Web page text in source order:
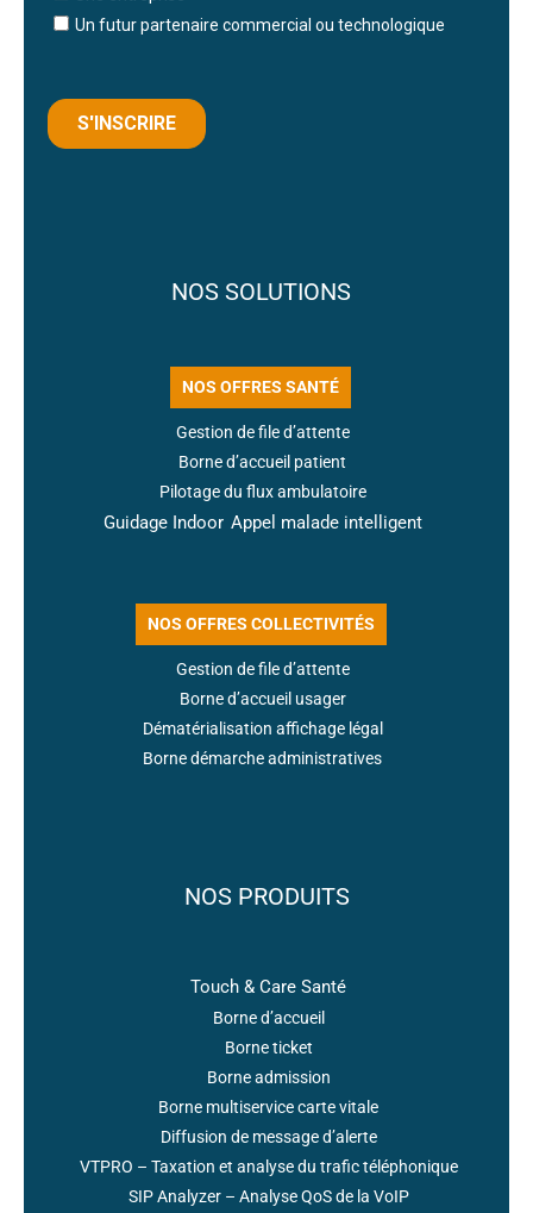
NOS SOLUTIONS
NOS OFFRES SANTÉ
Gestion de file d’attente
Borne d’accueil patient
Pilotage du flux ambulatoire
Guidage Indoor Appel malade intelligent
NOS OFFRES COLLECTIVITÉS
Gestion de file d’attente
Borne d’accueil usager
Dématérialisation affichage légal
Borne démarche administratives
NOS PRODUITS
Touch & Care Santé
Borne d’accueil
Borne ticket
Borne admission
Borne multiservice carte vitale
Diffusion de message d’alerte
VTPRO – Taxation et analyse du trafic téléphonique
SIP Analyzer – Analyse QoS de la VoIP